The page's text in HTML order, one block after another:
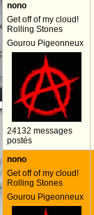
nono
Get off of my cloud!
Rolling Stones
Gourou Pigeonneux
24132 messages
postés
nono
Get off of my cloud!
Rolling Stones
Gourou Pigeonneux